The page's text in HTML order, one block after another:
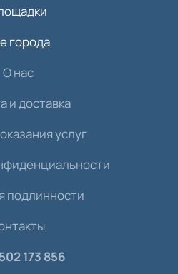
города
О нас
и доставка
услуг
подлинности
173 856